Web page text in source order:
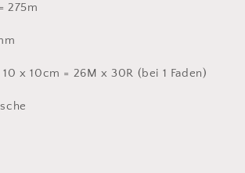
275m
x 10cm = 26M x 30R (bei 1 Faden)